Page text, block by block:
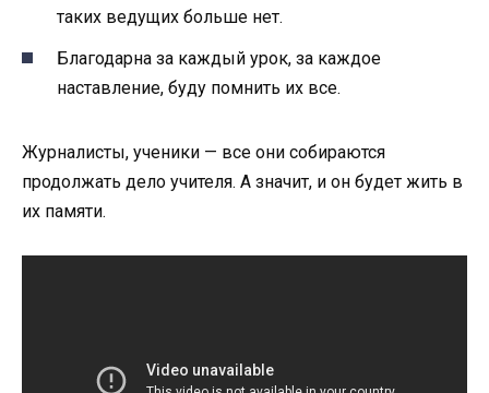
таких ведущих больше нет.
Благодарна за каждый урок, за каждое
наставление, буду помнить их все.
Журналисты, ученики — все они собираются
продолжать дело учителя. А значит, и он будет жить в
их памяти.